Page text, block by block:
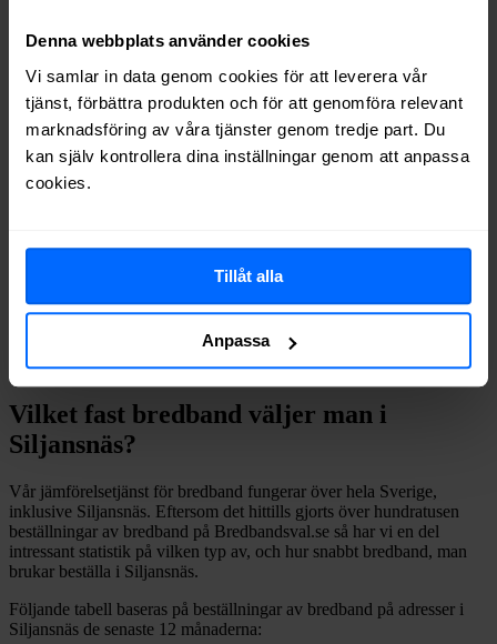
Denna webbplats använder cookies
Vi samlar in data genom cookies för att leverera vår
tjänst, förbättra produkten och för att genomföra relevant
marknadsföring av våra tjänster genom tredje part. Du
kan själv kontrollera dina inställningar genom att anpassa
cookies.
Tillåt alla
Anpassa
Internetport Fiber
68%
Telenor
Fiber
62%
Halebop
Fiber
48%
Trygg Surf
Fiber
36%
Comviq
Fiber
28%
Inleed
Om du vill se exakt vilka internetleverantörer som erbjuder
Siljansnäs på Bredbandsval.se
Sök
Vilket fast bredband väljer man i
Siljansnäs?
Vår jämförelsetjänst för bredband fungerar över hela Sverige,
inklusive Siljansnäs. Eftersom det hittills gjorts över hundratusen
beställningar av bredband på Bredbandsval.se så har vi en del
intressant statistik på vilken typ av, och hur snabbt bredband, man
brukar beställa i Siljansnäs.
Följande tabell baseras på beställningar av bredband på adresser i
Siljansnäs de senaste 12 månaderna: